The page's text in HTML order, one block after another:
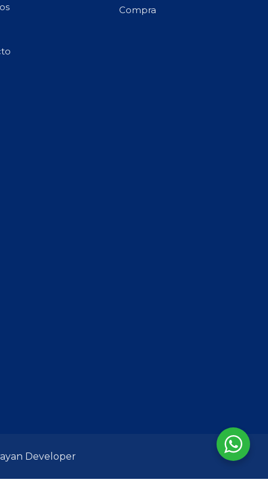
Compra
Developer